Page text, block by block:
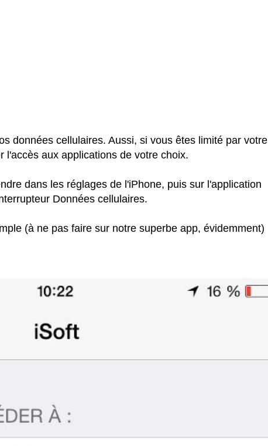
données cellulaires. Aussi, si vous êtes limité par votre
l'accès aux applications de votre choix.
dans les réglages de l'iPhone, puis sur l'application
Données cellulaires.
(à ne pas faire sur notre superbe app, évidemment)